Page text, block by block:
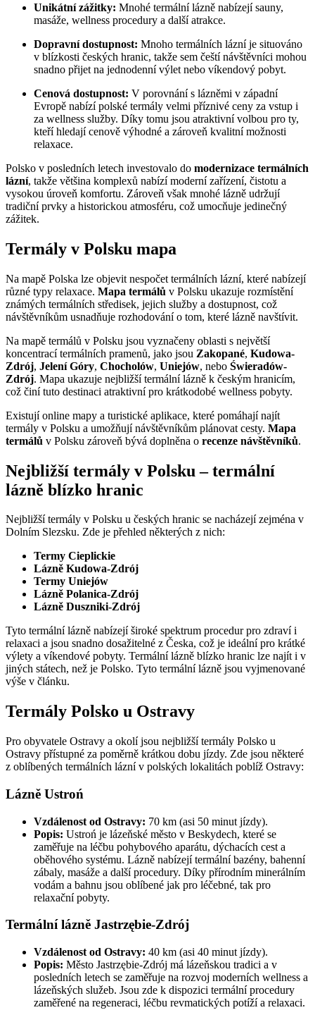
Unikátní zážitky: Mnohé termální lázně nabízejí sauny,
masáže, wellness procedury a další atrakce.
Dopravní dostupnost: Mnoho termálních lázní je situováno
v blízkosti českých hranic, takže sem čeští návštěvníci mohou
snadno přijet na jednodenní výlet nebo víkendový pobyt.
Cenová dostupnost: V porovnání s lázněmi v západní
Evropě nabízí polské termály velmi příznivé ceny za vstup i
za wellness služby. Díky tomu jsou atraktivní volbou pro ty,
kteří hledají cenově výhodné a zároveň kvalitní možnosti
relaxace.
Polsko v posledních letech investovalo do modernizace termálních
lázní, takže většina komplexů nabízí moderní zařízení, čistotu a
vysokou úroveň komfortu. Zároveň však mnohé lázně udržují
tradiční prvky a historickou atmosféru, což umocňuje jedinečný
zážitek.
Termály v Polsku mapa
Na mapě Polska lze objevit nespočet termálních lázní, které nabízejí
různé typy relaxace. Mapa termálů v Polsku ukazuje rozmístění
známých termálních středisek, jejich služby a dostupnost, což
návštěvníkům usnadňuje rozhodování o tom, které lázně navštívit.
Na mapě termálů v Polsku jsou vyznačeny oblasti s největší
koncentrací termálních pramenů, jako jsou Zakopané, Kudowa-
Zdrój, Jelení Góry, Chocholów, Uniejów, nebo Świeradów-
Zdrój. Mapa ukazuje nejbližší termální lázně k českým hranicím,
což činí tuto destinaci atraktivní pro krátkodobé wellness pobyty.
Existují online mapy a turistické aplikace, které pomáhají najít
termály v Polsku a umožňují návštěvníkům plánovat cesty. Mapa
termálů v Polsku zároveň bývá doplněna o recenze návštěvníků.
Nejbližší termály v Polsku – termální
lázně blízko hranic
Nejbližší termály v Polsku u českých hranic se nacházejí zejména v
Dolním Slezsku. Zde je přehled některých z nich:
Termy Cieplickie
Lázně Kudowa-Zdrój
Termy Uniejów
Lázně Polanica-Zdrój
Lázně Duszniki-Zdrój
Tyto termální lázně nabízejí široké spektrum procedur pro zdraví i
relaxaci a jsou snadno dosažitelné z Česka, což je ideální pro krátké
výlety a víkendové pobyty. Termální lázně blízko hranic lze najít i v
jiných státech, než je Polsko. Tyto termální lázně jsou vyjmenované
výše v článku.
Termály Polsko u Ostravy
Pro obyvatele Ostravy a okolí jsou nejbližší termály Polsko u
Ostravy přístupné za poměrně krátkou dobu jízdy. Zde jsou některé
z oblíbených termálních lázní v polských lokalitách poblíž Ostravy:
Lázně Ustroń
Vzdálenost od Ostravy: 70 km (asi 50 minut jízdy).
Popis: Ustroń je lázeňské město v Beskydech, které se
zaměřuje na léčbu pohybového aparátu, dýchacích cest a
oběhového systému. Lázně nabízejí termální bazény, bahenní
zábaly, masáže a další procedury. Díky přírodním minerálním
vodám a bahnu jsou oblíbené jak pro léčebné, tak pro
relaxační pobyty.
Termální lázně Jastrzębie-Zdrój
Vzdálenost od Ostravy: 40 km (asi 40 minut jízdy).
Popis: Město Jastrzębie-Zdrój má lázeňskou tradici a v
posledních letech se zaměřuje na rozvoj moderních wellness a
lázeňských služeb. Jsou zde k dispozici termální procedury
zaměřené na regeneraci, léčbu revmatických potíží a relaxaci.